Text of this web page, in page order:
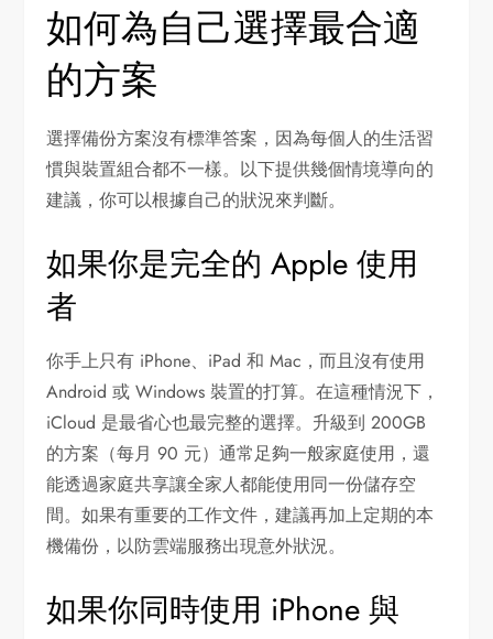
如何為自己選擇最合適
的方案
選擇備份方案沒有標準答案，因為每個人的生活習
慣與裝置組合都不一樣。以下提供幾個情境導向的
建議，你可以根據自己的狀況來判斷。
如果你是完全的 Apple 使用
者
你手上只有 iPhone、iPad 和 Mac，而且沒有使用
Android 或 Windows 裝置的打算。在這種情況下，
iCloud 是最省心也最完整的選擇。升級到 200GB
的方案（每月 90 元）通常足夠一般家庭使用，還
能透過家庭共享讓全家人都能使用同一份儲存空
間。如果有重要的工作文件，建議再加上定期的本
機備份，以防雲端服務出現意外狀況。
如果你同時使用 iPhone 與